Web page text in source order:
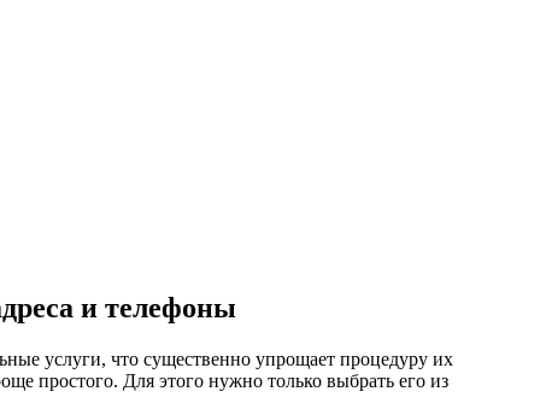
и телефоны
услуги, что существенно упрощает процедуру их
простого. Для этого нужно только выбрать его из